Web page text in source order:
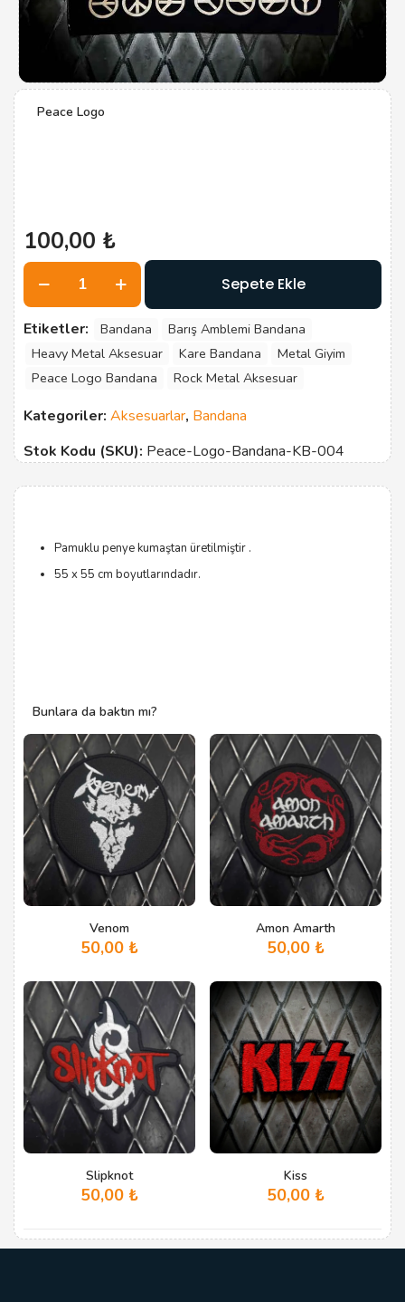
Peace Logo
100,00 ₺
Peace
Logo
adet
Sepete Ekle
Etiketler: Bandana
Barış Amblemi Bandana
Heavy Metal Aksesuar
Kare Bandana
Metal Giyim
Peace Logo Bandana
Rock Metal Aksesuar
Kategoriler: Aksesuarlar, Bandana
Stok Kodu (SKU): Peace-Logo-Bandana-KB-004
Pamuklu penye kumaştan üretilmiştir .
55 x 55 cm boyutlarındadır.
Bunlara da baktın mı?
Venom
50,00 ₺
Amon Amarth
50,00 ₺
Slipknot
50,00 ₺
Kiss
50,00 ₺